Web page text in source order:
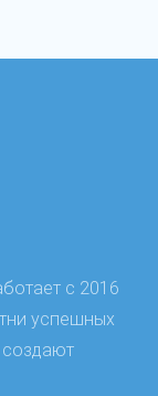
с 2016
успешных